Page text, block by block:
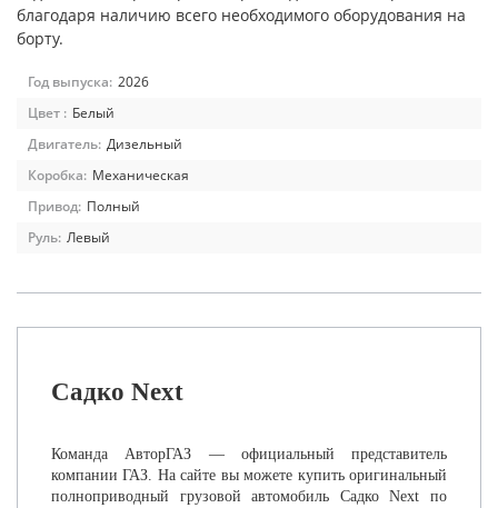
благодаря наличию всего необходимого оборудования на
борту.
Год выпуска: 2026
Цвет : Белый
Двигатель: Дизельный
Коробка: Механическая
Привод: Полный
Руль: Левый
Садко Next
Команда АвторГАЗ — официальный представитель
компании ГАЗ. На сайте вы можете купить оригинальный
полноприводный грузовой автомобиль Садко Next по